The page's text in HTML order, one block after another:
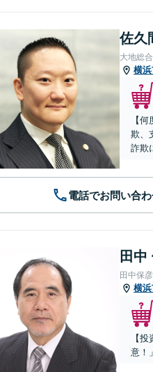
佐久
大地総
横
【
欺、
詐欺
電話でお問い合
田中
田中保
横
【
意！